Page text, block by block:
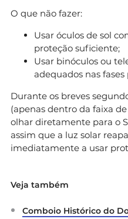
O que não fazer:
Usar óculos de sol
proteção suficiente;
Usar binóculos ou
adequados nas fases
Durante os breves
(apenas dentro da faixa
olhar diretamente para o
assim que a luz solar
imediatamente a usar
Veja também
Comboio Histórico do